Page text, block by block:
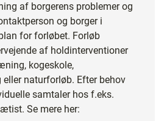
af borgerens problemer og
og borger i
for forløbet. Forløb
af holdinterventioner
kogeskole,
naturforløb. Efter behov
samtaler hos f.eks.
Se mere her: